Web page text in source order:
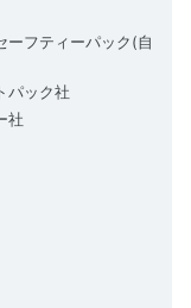
ーフティーパック(自
パック社
社